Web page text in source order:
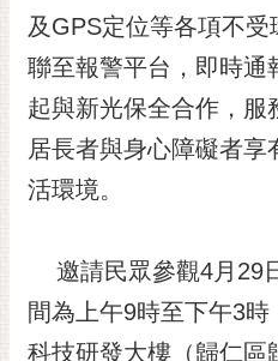
民
信
箱
English
日
本
私
權
及
及GPS定位等各項不
聯至報警平台，即時通
起與新光保全合作，服
居長者與身心障礙者享
活環境。
邀請民眾參觀4月29
間為上午9時至下午3
科技研發大樓（歸仁區